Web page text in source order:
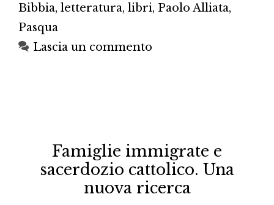
Bibbia, letteratura, libri, Paolo Alliata,
Pasqua
Lascia un commento
Famiglie immigrate e
sacerdozio cattolico. Una
nuova ricerca